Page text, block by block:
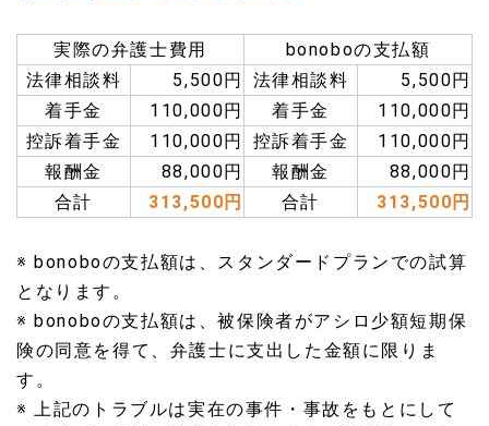
実際の弁護士費用
bonoboの支払額
法律相談料
5,500円 法律相談料
5,500円
着手金
110,000円 着手金
110,000円
控訴着手金
110,000円 控訴着手金
110,000円
報酬金
88,000円 報酬金
88,000円
合計
313,500円 合計 313,500円
※ bonoboの支払額は、スタンダードプランでの試算
となります。
※ bonoboの支払額は、被保険者がアシロ少額短期保
険の同意を得て、弁護士に支出した金額に限りま
す。
※ 上記のトラブルは実在の事件・事故をもとにして